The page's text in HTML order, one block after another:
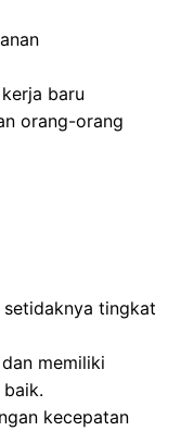
baru
orang-orang
setidaknya tingkat
memiliki
kecepatan